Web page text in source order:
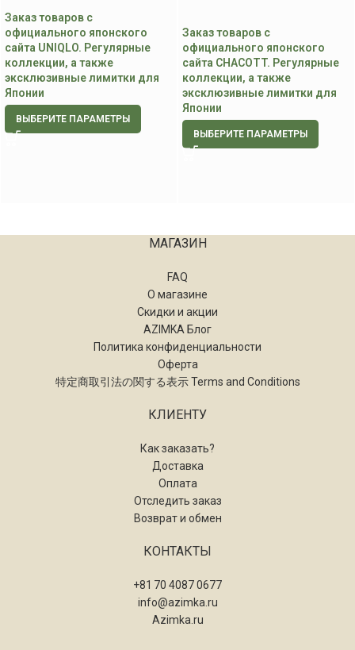
Заказ товаров с
официального японского
сайта UNIQLO. Регулярные
коллекции, а также
эксклюзивные лимитки для
Японии
ВЫБЕРИТЕ ПАРАМЕТРЫ
Заказ товаров с
официального японского
сайта CHACOTT. Регулярные
коллекции, а также
эксклюзивные лимитки для
Японии
ВЫБЕРИТЕ ПАРАМЕТРЫ
МАГАЗИН
FAQ
О магазине
Скидки и акции
AZIMKA Блог
Политика конфиденциальности
Оферта
特定商取引法の関する表示 Terms and Conditions
КЛИЕНТУ
Как заказать?
Доставка
Оплата
Отследить заказ
Возврат и обмен
КОНТАКТЫ
+81 70 4087 0677
info@azimka.ru
Azimka.ru